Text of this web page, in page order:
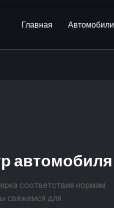
Главная Автомобили
автомобиля
соответствия нормам
свяжемся для